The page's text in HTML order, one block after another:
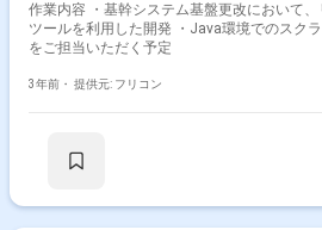
作業内容 ・基幹システム基盤更改において
ツールを利用した開発 ・Java環境でのスク
をご担当いただく予定
3年前・ 提供元: フリコン